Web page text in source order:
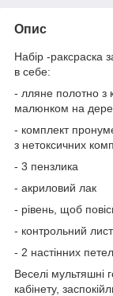
Опис
Набір -раксраска
в себе:
- лляне полотно з
малюнком на
- комплект
з нетоксичних
- 3 пензлика
- акриловий лак
- рівень, щоб
- контрольний
- 2 настінних
Веселі мультяшні
кабінету,